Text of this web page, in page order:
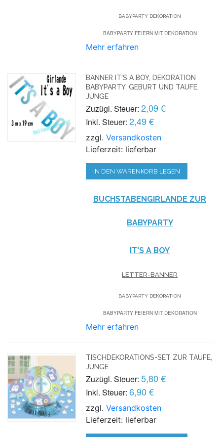
BABYPARTY DEKORATION
BABYPARTY FEIERN MIT DEKORATION
Mehr erfahren
BANNER IT'S A BOY, DEKORATION
BABYPARTY, GEBURT UND TAUFE,
JUNGE
Zuzügl. Steuer: 2,09 €
Inkl. Steuer: 2,49 €
zzgl.Versandkosten
Lieferzeit: lieferbar
IN DEN WARENKORB LEGEN
BUCHSTABENGIRLANDE ZUR
BABYPARTY
IT'S A BOY
LETTER-BANNER
BABYPARTY DEKORATION
BABYPARTY FEIERN MIT DEKORATION
Mehr erfahren
TISCHDEKORATIONS-SET ZUR TAUFE,
JUNGE
Zuzügl. Steuer: 5,80 €
Inkl. Steuer: 6,90 €
zzgl.Versandkosten
Lieferzeit: lieferbar